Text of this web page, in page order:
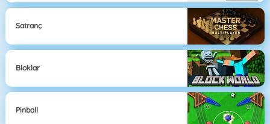
Satranç
Bloklar
Pinball